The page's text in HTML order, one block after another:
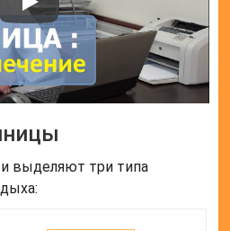
выделяют три типа